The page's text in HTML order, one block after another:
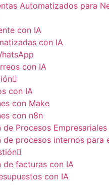
Automatizados para
con IA
con IA
con IA
con IA
con Make
con n8n
Procesos Empresariales
procesos internos para
de facturas con IA
con IA